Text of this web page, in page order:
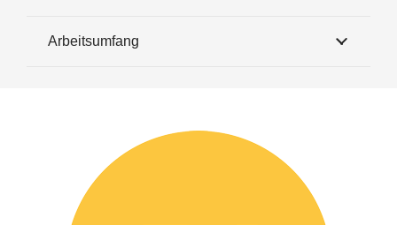
Arbeitsumfang